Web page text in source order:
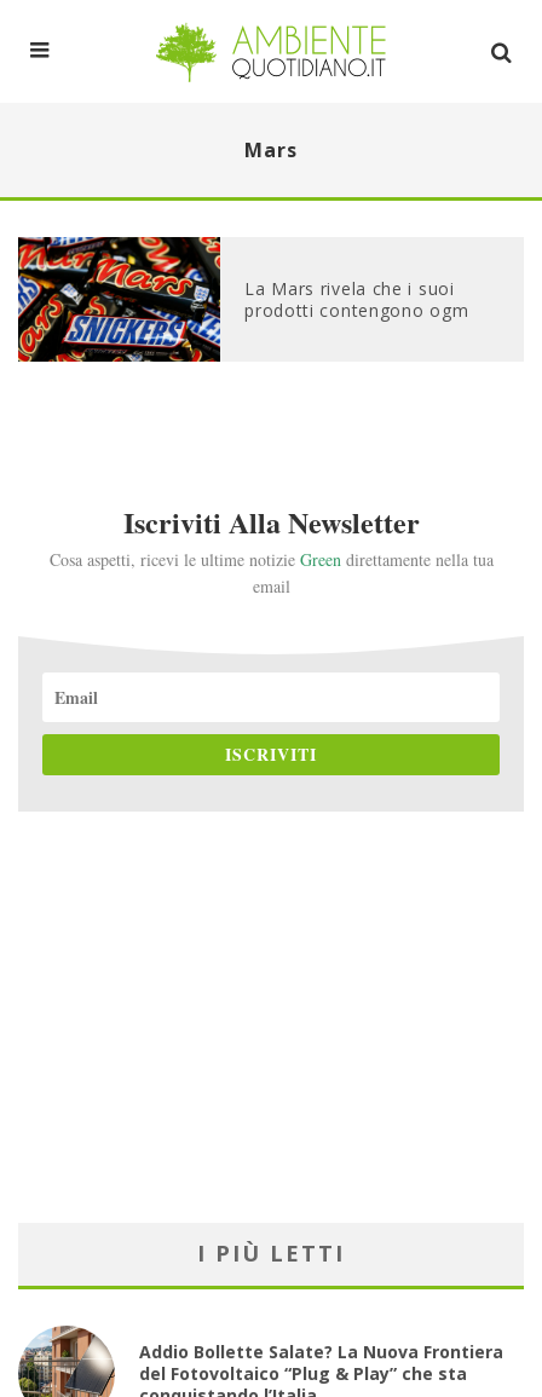
Mars
La Mars rivela che i suoi
prodotti contengono ogm
Iscriviti Alla Newsletter
Cosa aspetti, ricevi le ultime notizie Greendirettamente nella tua
email
ISCRIVITI
I PIÙ LETTI
Addio Bollette Salate? La Nuova Frontiera
del Fotovoltaico “Plug & Play” che sta